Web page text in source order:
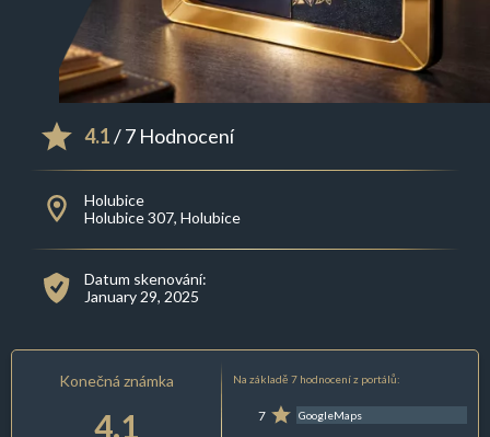
4.1/ 7 Hodnocení
Holubice
Holubice 307, Holubice
Datum skenování:
January 29, 2025
Konečná známka
4.1
Na základě 7 hodnocení z portálů:
7 GoogleMaps